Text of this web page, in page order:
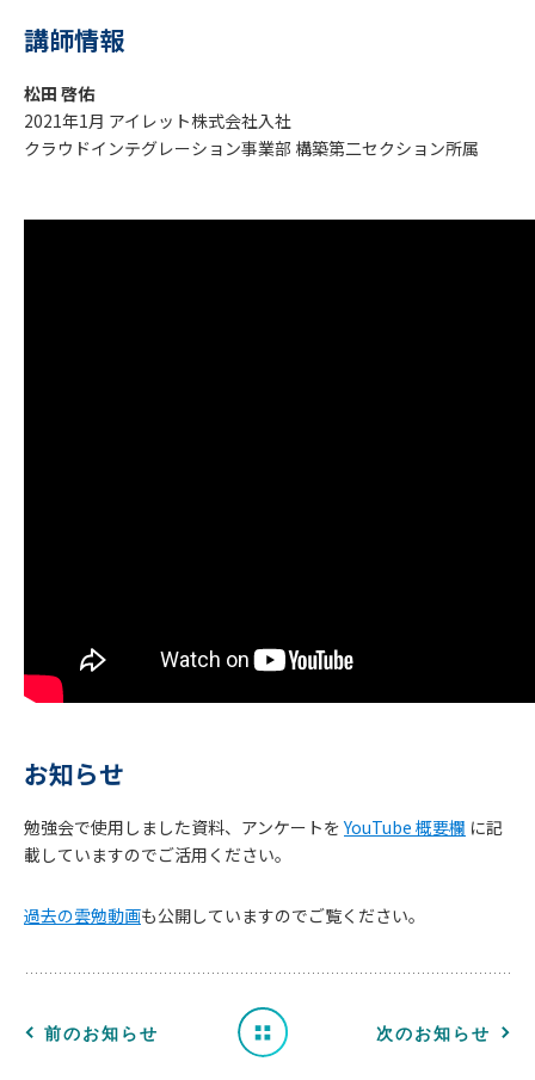
講師情報
松田 啓佑
2021年1月 アイレット株式会社入社
クラウドインテグレーション事業部 構築第二セクション所属
お知らせ
勉強会で使用しました資料、アンケートをYouTube 概要欄 に記
載していますのでご活用ください。
過去の雲勉動画も公開していますのでご覧ください。
前のお知らせ
お
ら
せ
一 次のお知らせ